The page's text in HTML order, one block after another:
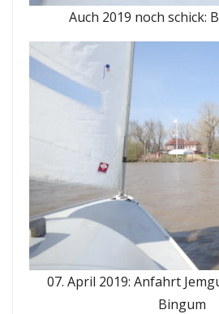
Auch 2019 noch schick:
07. April 2019: Anfahrt
Bingum